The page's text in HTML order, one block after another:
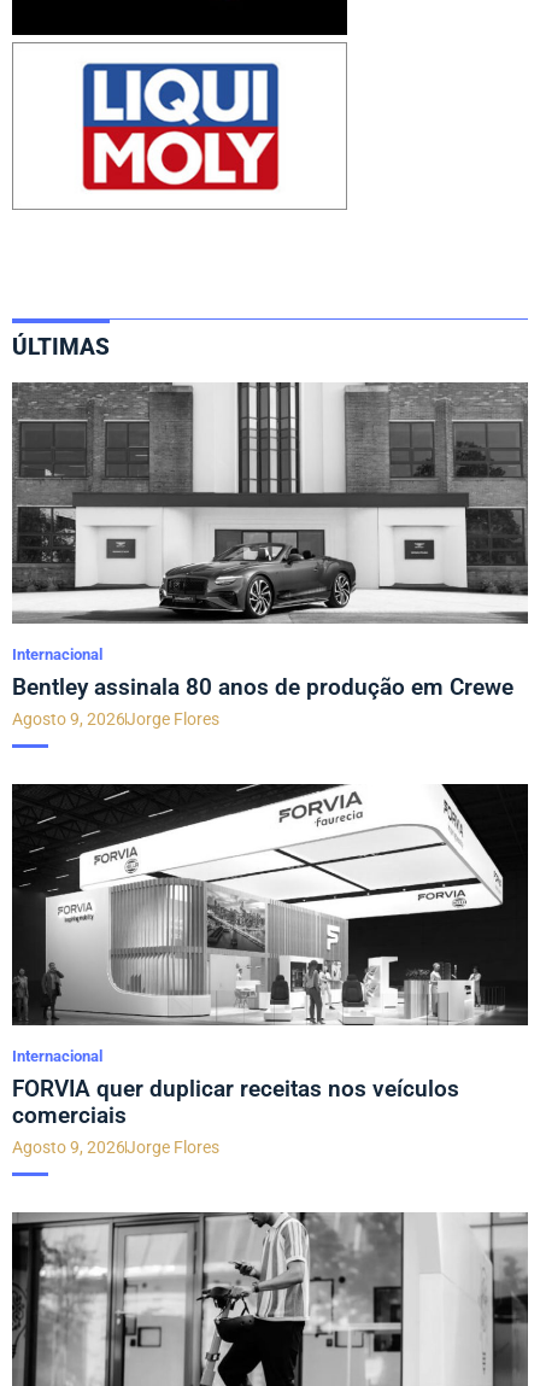
ÚLTIMAS
Internacional
Bentley assinala 80 anos de produção em Crewe
Agosto 9, 2026Jorge Flores
Internacional
FORVIA quer duplicar receitas nos veículos
comerciais
Agosto 9, 2026Jorge Flores